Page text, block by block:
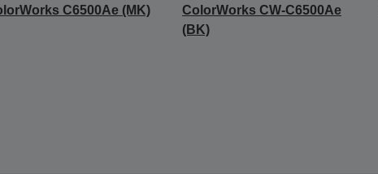
C6500Ae (MK)
ColorWorks CW-C6500Ae
(BK)